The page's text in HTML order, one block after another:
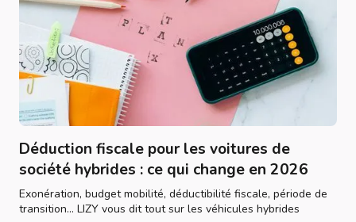
Déduction fiscale pour les voitures de
société hybrides : ce qui change en 2026
Exonération, budget mobilité, déductibilité fiscale, période de
transition... LIZY vous dit tout sur les véhicules hybrides